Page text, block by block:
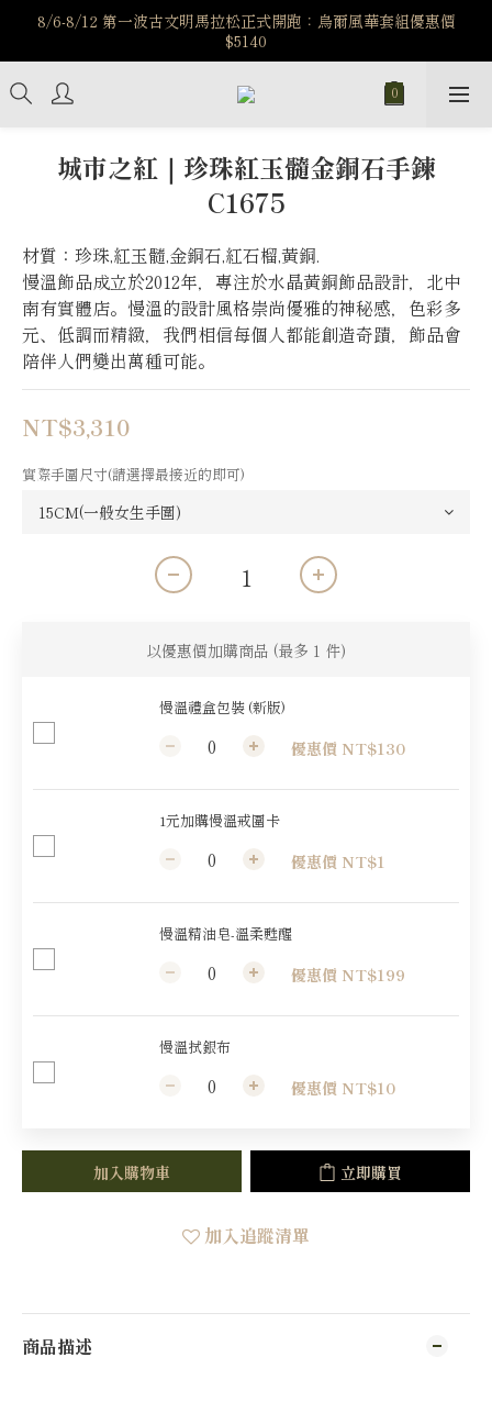
️8/6-8/12 第一波古文明馬拉松正式開跑：烏爾風華套組優惠價
$5140
️8/6-8/12 第一波古文明馬拉松正式開跑：烏爾風華套組優惠價
$5140
7/15-8/25 神秘星象學系列｜獅子座時區 項鍊 X 戒指 X 手鍊 享福
利
新註冊會員享$100購物金，立即註冊，踏上飾品的奇幻之旅
️8/6-8/12 第一波古文明馬拉松正式開跑：烏爾風華套組優惠價
城市之紅｜珍珠紅玉髓金銅石手鍊
C1675
材質：珍珠,紅玉髓,金銅石,紅石榴,黃銅.
慢溫飾品成立於2012年，專注於水晶黃銅飾品設計，北中
南有實體店。慢溫的設計風格崇尚優雅的神秘感，色彩多
元、低調而精緻，我們相信每個人都能創造奇蹟，飾品會
陪伴人們變出萬種可能。
NT$3,310
實際手圍尺寸(請選擇最接近的即可)
以優惠價加購商品 (最多 1 件)
慢溫禮盒包裝 (新版)
優惠價 NT$130
1元加購慢溫戒圍卡
優惠價 NT$1
慢溫精油皂-溫柔甦醒
優惠價 NT$199
慢溫拭銀布
優惠價 NT$10
加入購物車 立即購買
加入追蹤清單
商品描述